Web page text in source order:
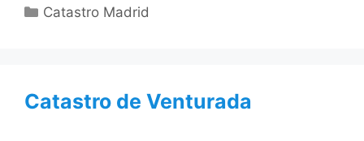
Categorías
Catastro Madrid
Catastro de Venturada